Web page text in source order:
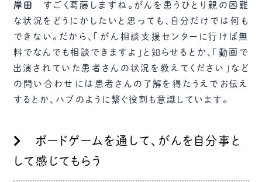
岸田
すごく葛藤しますね。がんを患うひとり親の困難
な状況をどうにかしたいと思っても、自分だけでは何も
できない。だから、「がん相談支援センターに行けば無
料でなんでも相談できますよ」と知らせるとか、「動画で
出演されていた患者さんの状況を教えてください」など
の問い合わせには患者さんの了解を得たうえでお伝え
するとか、ハブのように繋ぐ役割も意識しています。
ボードゲームを通して、がんを自分事と
して感じてもらう